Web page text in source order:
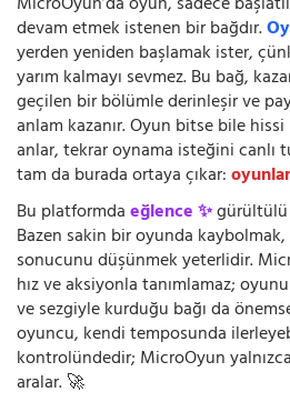
devam etmek istenen bir bağdır.
yerden yeniden başlamak ister,
yarım kalmayı sevmez. Bu bağ,
geçilen bir bölümle derinleşir ve
anlam kazanır. Oyun bitse bile
anlar, tekrar oynama isteğini canlı
tam da burada ortaya çıkar:oyunlar
Bu platformdaeğlence ✨gürültülü
Bazen sakin bir oyunda
sonucunu düşünmek yeterlidir.
hız ve aksiyonla tanımlamaz;
ve sezgiyle kurduğu bağı da
oyuncu, kendi temposunda
kontrolündedir; MicroOyun
aralar. 🚀